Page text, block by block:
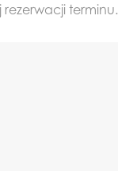
terminu.